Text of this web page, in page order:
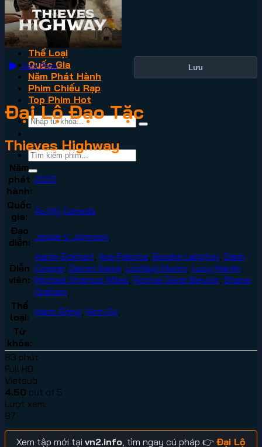
VN2
Phim Lẻ
Phim Bộ
Thể Loại
Quốc Gia
Năm Phát Hành
Phim Chiếu Rạp
Top Phim Hot
Xem Phim Lưu
Đại Lộ Đạo Tặc
Thieves Highway
Năm
phát
hành:
2025
Quốc
gia:
Âu Mỹ Canada
Đạo
diễn: Jesse V. Johnson
Diễn
viên:
Aaron Eckhart Ava Paloma Brooke Langton Darin
Cooper, Devon Sawa Lochlyn Munro Lucy Martin
Michael Shamus Wiles Ronnie Gene Blevins Shane
Graham
Thể
loại: Hành Động Hình Sự
Từ
khóa:
83 phút
Full HD
Vietsub
4.50 out of 5
Lượt xem:
87
Xem tập mới tại vn2.info , tìm ngay cú pháp 👉 Đại Lộ